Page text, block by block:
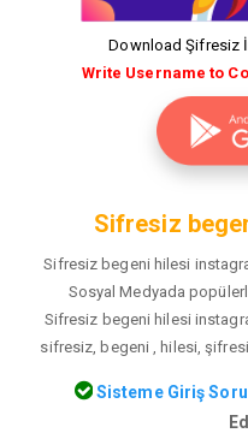
Download Şifresiz
Write Username to
Sifresiz
Sifresiz begeni hilesi
Sosyal Medyada
Sifresiz begeni hilesi
sifresiz, begeni , hilesi,
Sisteme Giriş